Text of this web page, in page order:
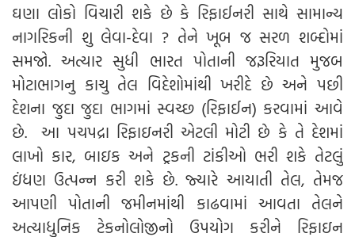
ઘણા લોકો વિચારી શકે છે કે રિફાઈનરી સાથે સામાન્ય
નાગરિકની શુ લેવા-દેવા ? તેને ખૂબ જ સરળ શબ્દોમાં
સમજો. અત્યાર સુધી ભારત પોતાની જરૂરિયાત મુજબ
મોટાભાગનુ કાચુ તેલ વિદેશોમાંથી ખરીદે છે અને પછી
દેશના જુદા જુદા ભાગમાં સ્વચ્છ (રિફાઈન) કરવામાં આવે
છે. આ પચપદ્રા રિફાઇનરી એટલી મોટી છે કે તે દેશમાં
લાખો કાર, બાઇક અને ટ્રકની ટાંકીઓ ભરી શકે તેટલું
ઇંધણ ઉત્પન્ન કરી શકે છે. જ્યારે આયાતી તેલ, તેમજ
આપણી પોતાની જમીનમાંથી કાઢવામાં આવતા તેલને
અત્યાધુનિક ટેકનોલોજીનો ઉપયોગ કરીને રિફાઇન